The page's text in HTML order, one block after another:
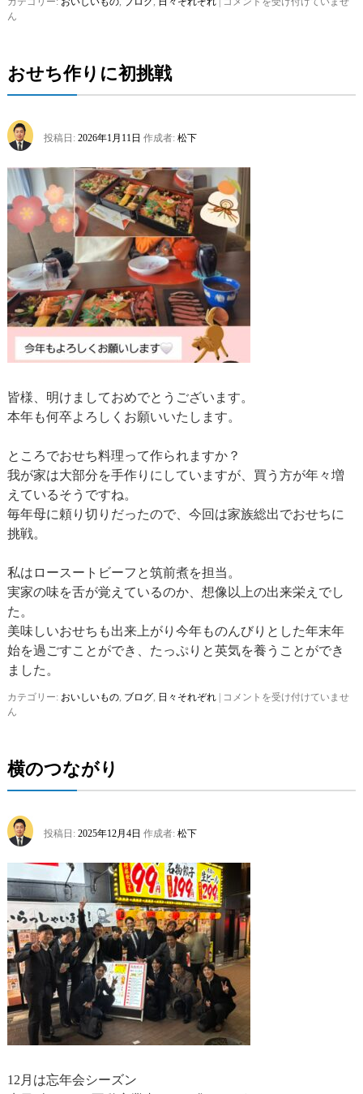
ん
おせち作りに初挑戦
投稿日: 2026年1月11日 作成者: 松下
皆様、明けましておめでとうございます。
本年も何卒よろしくお願いいたします。
ところでおせち料理って作られますか？
我が家は大部分を手作りにしていますが、買う方が年々増
えているそうですね。
毎年母に頼り切りだったので、今回は家族総出でおせちに
挑戦。
私はロースートビーフと筑前煮を担当。
実家の味を舌が覚えているのか、想像以上の出来栄えでし
た。
美味しいおせちも出来上がり今年ものんびりとした年末年
始を過ごすことができ、たっぷりと英気を養うことができ
ました。
カテゴリー: おいしいもの, ブログ, 日々それぞれ | お
コメントを受け付けていませ
ん
横のつながり
投稿日: 2025年12月4日 作成者: 松下
12月は忘年会シーズン